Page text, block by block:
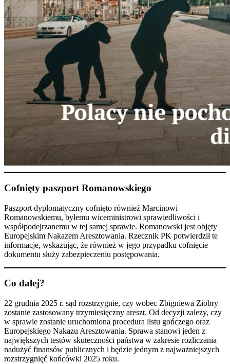
Cofnięty paszport Romanowskiego
Paszport dyplomatyczny cofnięto również Marcinowi
Romanowskiemu, byłemu wiceministrowi sprawiedliwości i
współpodejrzanemu w tej samej sprawie. Romanowski jest objęty
Europejskim Nakazem Aresztowania. Rzecznik PK potwierdził te
informacje, wskazując, że również w jego przypadku cofnięcie
dokumentu służy zabezpieczeniu postępowania.
Co dalej?
22 grudnia 2025 r. sąd rozstrzygnie, czy wobec Zbigniewa Ziobry
zostanie zastosowany trzymiesięczny areszt. Od decyzji zależy, czy
w sprawie zostanie uruchomiona procedura listu gończego oraz
Europejskiego Nakazu Aresztowania. Sprawa stanowi jeden z
największych testów skuteczności państwa w zakresie rozliczania
nadużyć finansów publicznych i będzie jednym z najważniejszych
rozstrzygnięć końcówki 2025 roku.